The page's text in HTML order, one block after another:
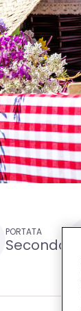
PORTATA
Secondo